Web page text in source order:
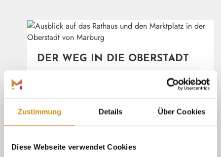
Zustimmung Details Über Cookies
Diese Webseite verwendet Cookies
©
DER WEG IN DIE OBERSTADT
Von der Elisabethkirche führt ein ca.
Höhenmeter bzw. 200
Treppenstufen). Den ungefähr auf
halber Höhe der Stadt liegenden
Unterstützung von Aufzügen im